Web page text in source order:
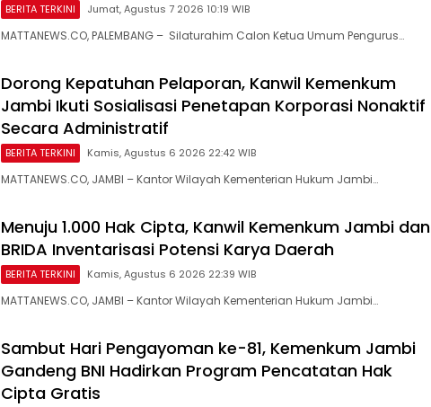
BERITA TERKINI Jumat, Agustus 7 2026 10:19 WIB
MATTANEWS.CO, PALEMBANG – Silaturahim Calon Ketua Umum Pengurus…
Dorong Kepatuhan Pelaporan, Kanwil Kemenkum
Jambi Ikuti Sosialisasi Penetapan Korporasi Nonaktif
Secara Administratif
BERITA TERKINI Kamis, Agustus 6 2026 22:42 WIB
MATTANEWS.CO, JAMBI – Kantor Wilayah Kementerian Hukum Jambi…
Menuju 1.000 Hak Cipta, Kanwil Kemenkum Jambi dan
BRIDA Inventarisasi Potensi Karya Daerah
BERITA TERKINI Kamis, Agustus 6 2026 22:39 WIB
MATTANEWS.CO, JAMBI – Kantor Wilayah Kementerian Hukum Jambi…
Sambut Hari Pengayoman ke-81, Kemenkum Jambi
Gandeng BNI Hadirkan Program Pencatatan Hak
Cipta Gratis